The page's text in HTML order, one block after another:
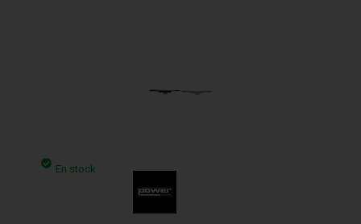
En stock